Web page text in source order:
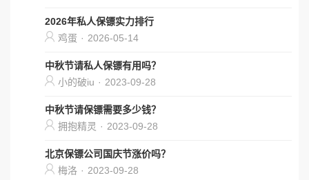
2026年私人保镖实力排行
鸡蛋 · 2026-05-14
中秋节请私人保镖有用吗？
小的破iu · 2023-09-28
中秋节请保镖需要多少钱？
拥抱精灵 · 2023-09-28
北京保镖公司国庆节涨价吗？
梅洛 · 2023-09-28